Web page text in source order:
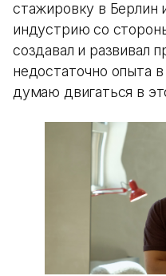
стажировку в Берлин
индустрию со
создавал и развивал
недостаточно опыта
думаю двигаться в